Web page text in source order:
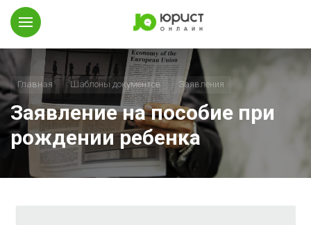
Главная Шаблоны документов Заявления
Заявление на пособие при
рождении ребенка